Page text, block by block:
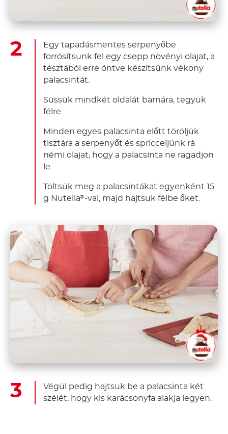
Egy tapadásmentes serpenyőbe
forrósítsunk fel egy csepp növényi olajat, a
tésztából erre öntve készítsünk vékony
palacsintát.
Süssük mindkét oldalát barnára, tegyük
félre.
Minden egyes palacsinta előtt töröljük
tisztára a serpenyőt és spricceljünk rá
némi olajat, hogy a palacsinta ne ragadjon
le.
Töltsük meg a palacsintákat egyenként 15
g Nutella® -val, majd hajtsuk félbe őket.
Végül pedig hajtsuk be a palacsinta két
szélét, hogy kis karácsonyfa alakja legyen.